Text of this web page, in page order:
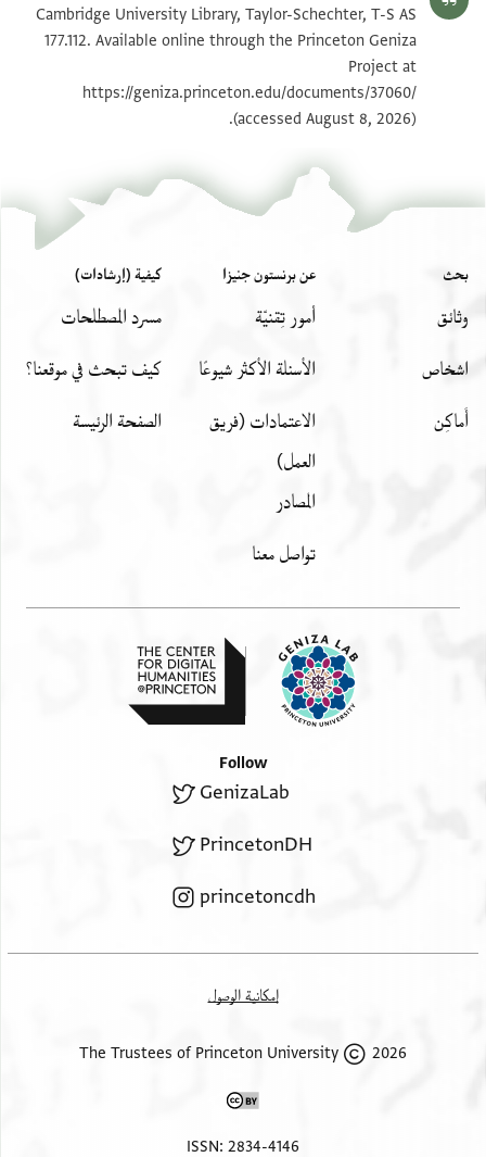
T-S AS 177.112 1v تكبير و تدوير
بيان أذونات الصورة
Cambridge University Library, Taylor-Schechter, T-S AS
177.112. Available online through the Princeton Geniza
Project at
https://geniza.princeton.edu/documents/37060/
(accessed August 8, 2026).
بحث
وثائق
اشخاص
أَماكِن
عن برنستون جنيزا
أمور تِقنيّة
الأسئلة الأكثر شيوعًا
الاعتمادات (فريق
العمل)
المصادر
تواصل معنا
كيفية (إرشادات)
مسرد المصطلحات
كيف تبحث في موقعنا؟
الصفحة الرئيسة
Follow
GenizaLab
PrincetonDH
princetoncdh
إمكانية الوصول
2026 The Trustees of Princeton University
ISSN: 2834-4146